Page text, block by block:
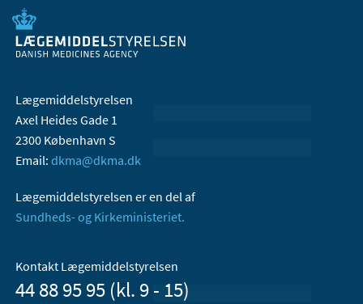
Lægemiddelstyrelsen
Axel Heides Gade 1
2300 København S
Email: dkma@dkma.dk
Lægemiddelstyrelsen er en del af
Sundheds- og Kirkeministeriet.
Kontakt Lægemiddelstyrelsen
44 88 95 95 (kl. 9 - 15)